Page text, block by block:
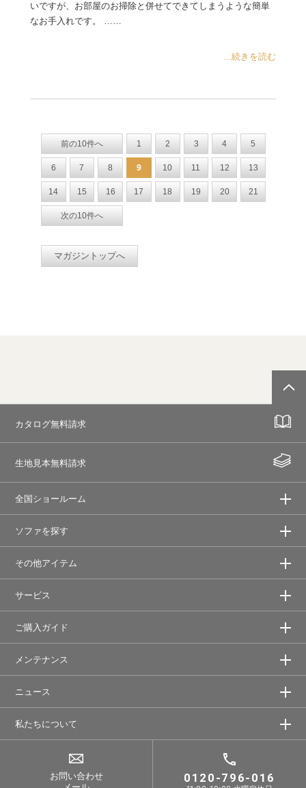
いですが、お部屋のお掃除と併せてできてしまうような簡単
なお手入れです。 ……
...続きを読む
前の10件へ 1 2 3 4 5
6 7 8 9 10 11 12 13
14 15 16 17 18 19 20 21
次の10件へ
マガジントップへ
カタログ無料請求
生地見本無料請求
全国ショールーム
ソファを探す
その他アイテム
サービス
ご購入ガイド
メンテナンス
ニュース
私たちについて
お問い合わせ
0120-796-016